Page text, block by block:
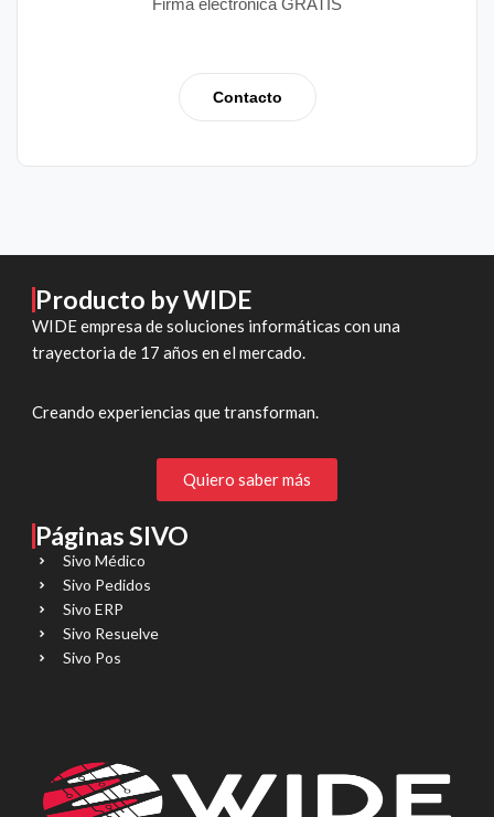
Firma electrónica GRATIS
Contacto
Producto by WIDE
WIDE empresa de soluciones informáticas con una
trayectoria de 17 años en el mercado.
Creando experiencias que transforman.
Quiero saber más
Páginas SIVO
Sivo Médico
Sivo Pedidos
Sivo ERP
Sivo Resuelve
Sivo Pos